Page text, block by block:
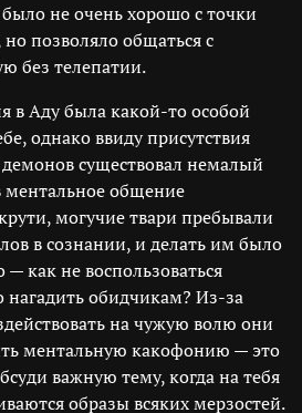
не очень хорошо с точки
позволяло общаться с
без телепатии.
в Аду была какой-то особой
однако ввиду присутствия
существовал немалый
ментальное общение
могучие твари пребывали
в сознании, и делать им было
как не воспользоваться
нагадить обидчикам? Из-за
на чужую волю они
ментальную какофонию — это
важную тему, когда на тебя
образы всяких мерзостей.